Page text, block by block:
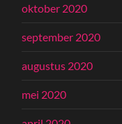
oktober 2020
september 2020
augustus 2020
mei 2020